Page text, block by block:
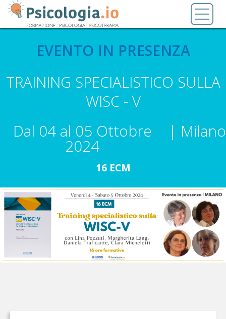
Salta
contenuto
EVENTO IN PRESENZA
TRAINING SPECIALISTICO SULLA
WISC - V
Dal 04 al 05 Ottobre
2024
| Milano
16 ECM